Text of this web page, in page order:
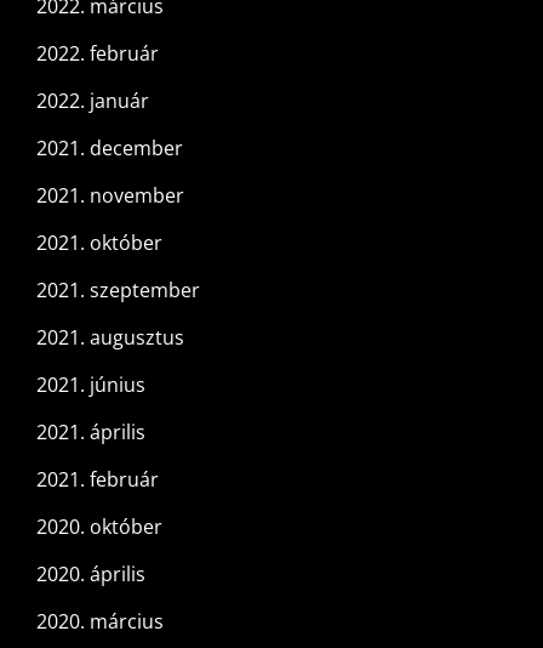
2022. március
2022. február
2022. január
2021. december
2021. november
2021. október
2021. szeptember
2021. augusztus
2021. június
2021. április
2021. február
2020. október
2020. április
2020. március